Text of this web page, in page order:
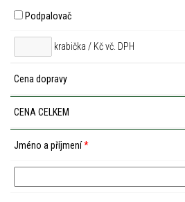
Podpalovač
krabička / Kč vč. DPH
Cena dopravy
CENA CELKEM
Jméno a příjmení*